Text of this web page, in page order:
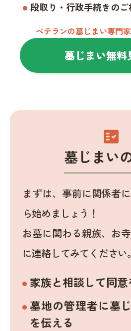
段取り・行政手続きのご
ベテランの墓じまい専門
墓じまい無料
fact_check
墓じまい
まずは、事前に関係者
ら始めましょう！
お墓に関わる親族、お
に連絡してみてください。
家族と相談して同意
墓地の管理者に墓
を伝える